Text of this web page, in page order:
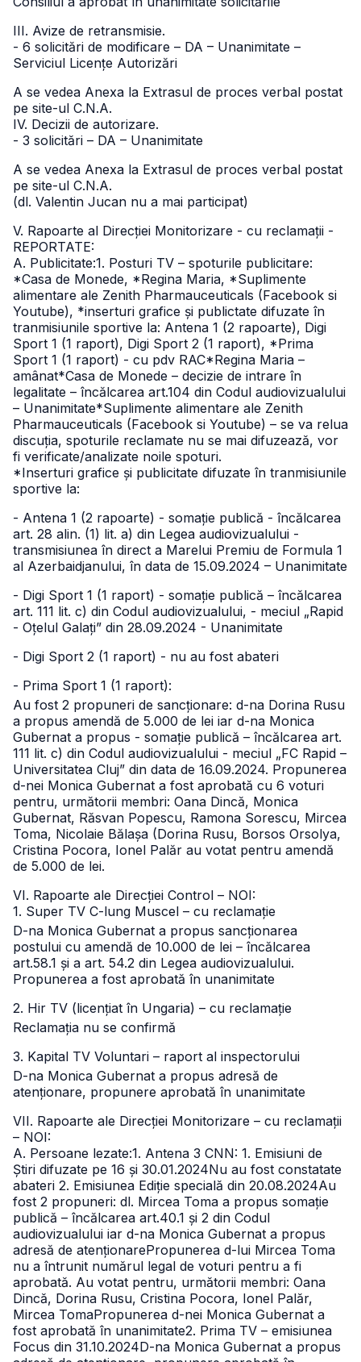
III. Avize de retransmisie.
- 6 solicitări de modificare – DA – Unanimitate –
Serviciul Licențe Autorizări
A se vedea Anexa la Extrasul de proces verbal postat
pe site-ul C.N.A.
IV. Decizii de autorizare.
- 3 solicitări – DA – Unanimitate
A se vedea Anexa la Extrasul de proces verbal postat
pe site-ul C.N.A.
(dl. Valentin Jucan nu a mai participat)
V. Rapoarte al Direcției Monitorizare - cu reclamații -
REPORTATE:
A. Publicitate:1. Posturi TV – spoturile publicitare:
*Casa de Monede, *Regina Maria, *Suplimente
alimentare ale Zenith Pharmauceuticals (Facebook si
Youtube), *inserturi grafice și publictate difuzate în
tranmisiunile sportive la: Antena 1 (2 rapoarte), Digi
Sport 1 (1 raport), Digi Sport 2 (1 raport), *Prima
Sport 1 (1 raport) - cu pdv RAC*Regina Maria –
amânat*Casa de Monede – decizie de intrare în
legalitate – încălcarea art.104 din Codul audiovizualului
– Unanimitate*Suplimente alimentare ale Zenith
Pharmauceuticals (Facebook si Youtube) – se va relua
discuția, spoturile reclamate nu se mai difuzează, vor
fi verificate/analizate noile spoturi.
*Inserturi grafice și publicitate difuzate în tranmisiunile
sportive la:
- Antena 1 (2 rapoarte) - somație publică - încălcarea
art. 28 alin. (1) lit. a) din Legea audiovizualului -
transmisiunea în direct a Marelui Premiu de Formula 1
al Azerbaidjanului, în data de 15.09.2024 – Unanimitate
- Digi Sport 1 (1 raport) - somație publică – încălcarea
art. 111 lit. c) din Codul audiovizualului, - meciul „Rapid
- Oțelul Galați” din 28.09.2024 - Unanimitate
- Digi Sport 2 (1 raport) - nu au fost abateri
- Prima Sport 1 (1 raport):
Au fost 2 propuneri de sancționare: d-na Dorina Rusu
a propus amendă de 5.000 de lei iar d-na Monica
Gubernat a propus - somație publică – încălcarea art.
111 lit. c) din Codul audiovizualului - meciul „FC Rapid –
Universitatea Cluj” din data de 16.09.2024. Propunerea
d-nei Monica Gubernat a fost aprobată cu 6 voturi
pentru, următorii membri: Oana Dincă, Monica
Gubernat, Răsvan Popescu, Ramona Sorescu, Mircea
Toma, Nicolaie Bălașa (Dorina Rusu, Borsos Orsolya,
Cristina Pocora, Ionel Palăr au votat pentru amendă
de 5.000 de lei.
VI. Rapoarte ale Direcției Control – NOI:
1. Super TV C-lung Muscel – cu reclamație
D-na Monica Gubernat a propus sancționarea
postului cu amendă de 10.000 de lei – încălcarea
art.58.1 și a art. 54.2 din Legea audiovizualului.
Propunerea a fost aprobată în unanimitate
2. Hir TV (licențiat în Ungaria) – cu reclamație
Reclamația nu se confirmă
3. Kapital TV Voluntari – raport al inspectorului
D-na Monica Gubernat a propus adresă de
atenționare, propunere aprobată în unanimitate
VII. Rapoarte ale Direcției Monitorizare – cu reclamații
– NOI:
A. Persoane lezate:1. Antena 3 CNN: 1. Emisiuni de
Știri difuzate pe 16 și 30.01.2024Nu au fost constatate
abateri 2. Emisiunea Ediție specială din 20.08.2024Au
fost 2 propuneri: dl. Mircea Toma a propus somație
publică – încălcarea art.40.1 și 2 din Codul
audiovizualului iar d-na Monica Gubernat a propus
adresă de atenționarePropunerea d-lui Mircea Toma
nu a întrunit numărul legal de voturi pentru a fi
aprobată. Au votat pentru, următorii membri: Oana
Dincă, Dorina Rusu, Cristina Pocora, Ionel Palăr,
Mircea TomaPropunerea d-nei Monica Gubernat a
fost aprobată în unanimitate2. Prima TV – emisiunea
Focus din 31.10.2024D-na Monica Gubernat a propus